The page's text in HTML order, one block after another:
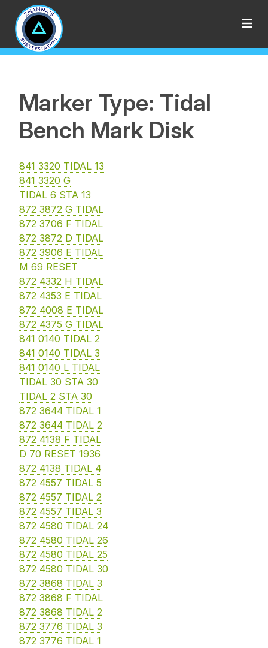
Marker Type: Tidal
Bench Mark Disk
841 3320 TIDAL 13
841 3320 G
TIDAL 6 STA 13
872 3872 G TIDAL
872 3706 F TIDAL
872 3872 D TIDAL
872 3906 E TIDAL
M 69 RESET
872 4332 H TIDAL
872 4353 E TIDAL
872 4008 E TIDAL
872 4375 G TIDAL
841 0140 TIDAL 2
841 0140 TIDAL 3
841 0140 L TIDAL
TIDAL 30 STA 30
TIDAL 2 STA 30
872 3644 TIDAL 1
872 3644 TIDAL 2
872 4138 F TIDAL
D 70 RESET 1936
872 4138 TIDAL 4
872 4557 TIDAL 5
872 4557 TIDAL 2
872 4557 TIDAL 3
872 4580 TIDAL 24
872 4580 TIDAL 26
872 4580 TIDAL 25
872 4580 TIDAL 30
872 3868 TIDAL 3
872 3868 F TIDAL
872 3868 TIDAL 2
872 3776 TIDAL 3
872 3776 TIDAL 1